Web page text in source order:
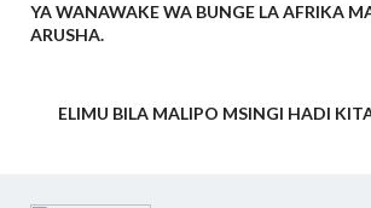
YA WANAWAKE WA BUNGE LA AFRIKA
ARUSHA.
ELIMU BILA MALIPO MSINGI HADI